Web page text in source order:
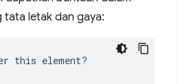
tata letak dan gaya:
this element?